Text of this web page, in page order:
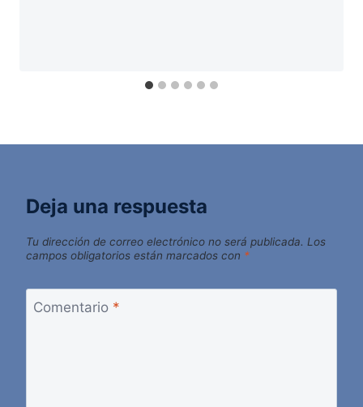
Deja una respuesta
Tu dirección de correo electrónico no será publicada. Los
campos obligatorios están marcados con *
Comentario *